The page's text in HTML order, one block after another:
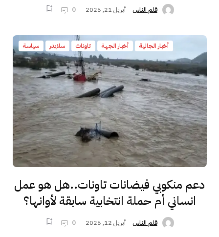
قلم الناس أبريل 21, 2026 0
أخبار الجالية أخبار الجهة تاونات سلايدر سياسة
دعم منكوبي فيضانات تاونات..هل هو عمل
انساني أم حملة انتخابية سابقة لأوانها؟
قلم الناس أبريل 12, 2026 0